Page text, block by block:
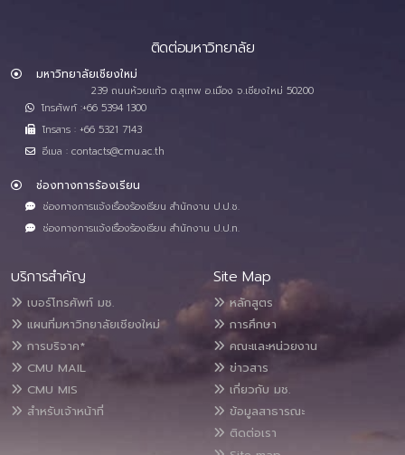
ติดต่อมหาวิทยาลัย
มหาวิทยาลัยเชียงใหม่
239 ถนนห้วยแก้ว ต.สุเทพ อ.เมือง จ.เชียงใหม่ 50200
โทรศัพท์ :+66 5394 1300
โทรสาร : +66 5321 7143
อีเมล : contacts@cmu.ac.th
ช่องทางการร้องเรียน
ช่องทางการแจ้งเรื่องร้องเรียน สำนักงาน ป.ป.ช.
ช่องทางการแจ้งเรื่องร้องเรียน สำนักงาน ป.ป.ท.
บริการสำคัญ
เบอร์โทรศัพท์ มช.
แผนที่มหาวิทยาลัยเชียงใหม่
การบริจาค*
CMU MAIL
CMU MIS
สำหรับเจ้าหน้าที่
Site Map
หลักสูตร
การศึกษา
คณะและหน่วยงาน
ข่าวสาร
เกี่ยวกับ มช.
ข้อมูลสาธารณะ
ติดต่อเรา